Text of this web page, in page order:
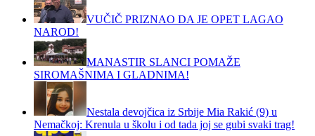
VUČIČ PRIZNAO DA JE OPET LAGAO
NAROD!
MANASTIR SLANCI POMAŽE
SIROMAŠNIMA I GLADNIMA!
Nestala devojčica iz Srbije Mia Rakić (9) u
Nemačkoj: Krenula u školu i od tada joj se gubi svaki trag!